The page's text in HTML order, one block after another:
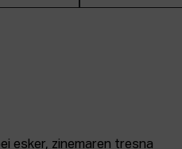
esker, zinemaren tresna